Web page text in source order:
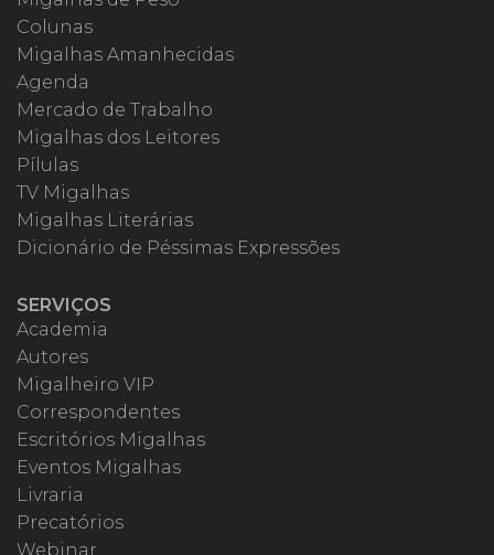
Colunas
Migalhas Amanhecidas
Agenda
Mercado de Trabalho
Migalhas dos Leitores
Pílulas
TV Migalhas
Migalhas Literárias
Dicionário de Péssimas Expressões
SERVIÇOS
Academia
Autores
Migalheiro VIP
Correspondentes
Escritórios Migalhas
Eventos Migalhas
Livraria
Precatórios
Webinar